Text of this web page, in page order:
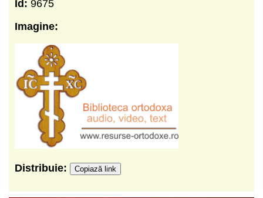
Id: 9675
Imagine:
Distribuie: Copiază link